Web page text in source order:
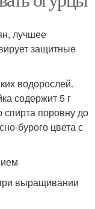
лучшее
защитные
водорослей.
содержит 5 г
спирта поровну до
бурого цвета с
выращивании